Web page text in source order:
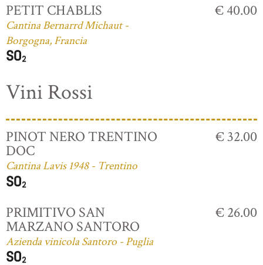
PETIT CHABLIS
Cantina Bernarrd Michaut -
Borgogna, Francia
€ 40.00
Vini Rossi
PINOT NERO TRENTINO
DOC
Cantina Lavis 1948 - Trentino
€ 32.00
PRIMITIVO SAN
MARZANO SANTORO
Azienda vinicola Santoro - Puglia
€ 26.00